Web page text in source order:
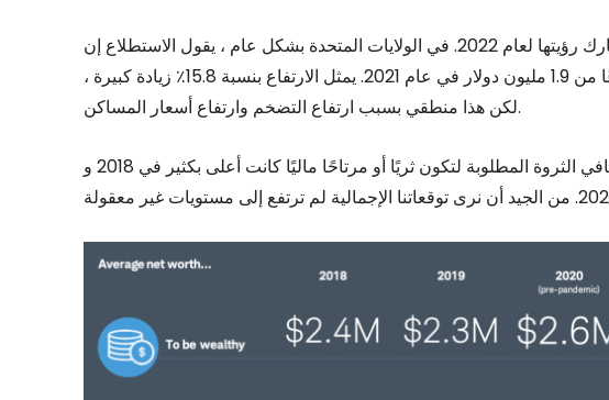
تشارك رؤيتها لعام 2022. في الولايات المتحدة بشكل عام ، يقول الاستطلاع إن
صافي ثروته 2.2 مليون دولار ليعتبر ثريًا ، ارتفاعًا من 1.9 مليون دولار في عام 2021. يمثل الارتفاع بنسبة 15.8٪ زيادة كبيرة ،
لكن هذا منطقي بسبب ارتفاع التضخم وارتفاع أسعار المساكن.
الأمر المثير للاهتمام هو أن الحدود الدنيا لصافي الثروة المطلوبة لتكون ثريًا أو مرتاحًا ماليًا كانت أعلى بكثير في 2018 و